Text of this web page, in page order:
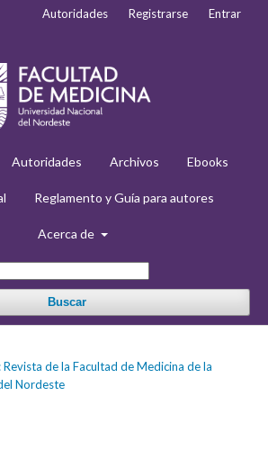
Autoridades Archivos Ebooks
Reglamento y Guía para autores
Acerca de
Buscar
Autoridades Registrarse Entrar
de la Facultad de Medicina de la
Nordeste